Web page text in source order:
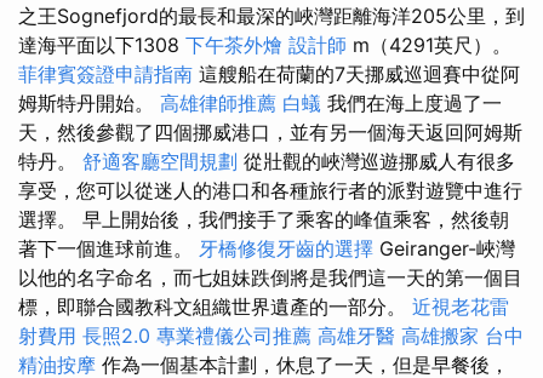
之王Sognefjord的最長和最深的峽灣距離海洋205公里，到
達海平面以下1308 下午茶外燴 設計師 m（4291英尺）。
菲律賓簽證申請指南 這艘船在荷蘭的7天挪威巡迴賽中從阿
姆斯特丹開始。 高雄律師推薦 白蟻 我們在海上度過了一
天，然後參觀了四個挪威港口，並有另一個海天返回阿姆斯
特丹。 舒適客廳空間規劃 從壯觀的峽灣巡遊挪威人有很多
享受，您可以從迷人的港口和各種旅行者的派對遊覽中進行
選擇。 早上開始後，我們接手了乘客的峰值乘客，然後朝
著下一個進球前進。 牙橋修復牙齒的選擇 Geiranger-峽灣
以他的名字命名，而七姐妹跌倒將是我們這一天的第一個目
標，即聯合國教科文組織世界遺產的一部分。 近視老花雷
射費用 長照2.0 專業禮儀公司推薦 高雄牙醫 高雄搬家 台中
精油按摩 作為一個基本計劃，休息了一天，但是早餐後，